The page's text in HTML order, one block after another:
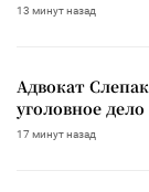
13 минут назад
Адвокат
уголовное
17 минут назад